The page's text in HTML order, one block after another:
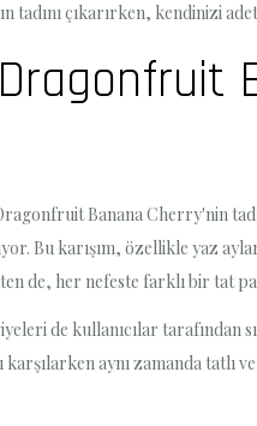
tadını çıkarırken, kendinizi
Banana Cherry'nin
Bu karışım, özellikle yaz
de, her nefeste farklı bir tat
de kullanıcılar tarafından
karşılarken aynı zamanda tatlı